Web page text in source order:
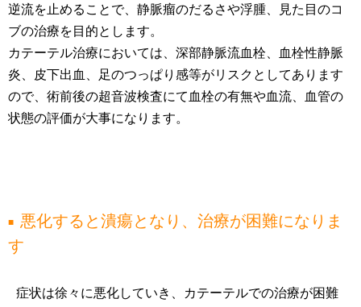
逆流を止めることで、静脈瘤のだるさや浮腫、見た目のコ
ブの治療を目的とします。
カテーテル治療においては、深部静脈流血栓、血栓性静脈
炎、皮下出血、足のつっぱり感等がリスクとしてあります
ので、術前後の超音波検査にて血栓の有無や血流、血管の
状態の評価が大事になります。
悪化すると潰瘍となり、治療が困難になりま
す
症状は徐々に悪化していき、カテーテルでの治療が困難